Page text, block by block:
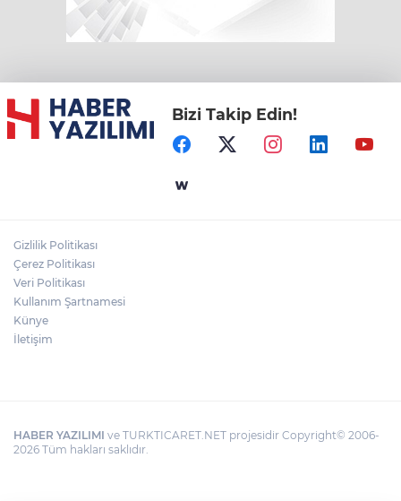
Bizi Takip Edin!
Gizlilik Politikası
Çerez Politikası
Veri Politikası
Kullanım Şartnamesi
Künye
İletişim
HABER YAZILIMI ve TURKTICARET.NET projesidir Copyright© 2006-
2026 Tüm hakları saklıdır.